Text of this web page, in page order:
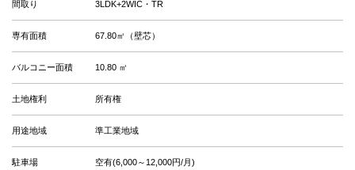
間取り 3LDK+2WIC・TR
専有面積 67.80㎡（壁芯）
バルコニー面積 10.80 ㎡
土地権利 所有権
用途地域 準工業地域
駐車場 空有(6,000～12,000円/月)